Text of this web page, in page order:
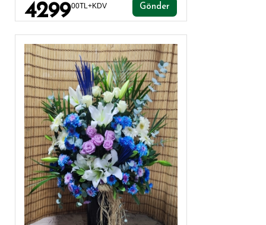
429900TL+KDV Gönder